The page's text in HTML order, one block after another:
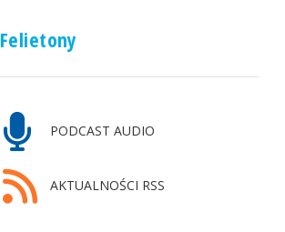
Felietony
PODCAST AUDIO
AKTUALNOŚCI RSS